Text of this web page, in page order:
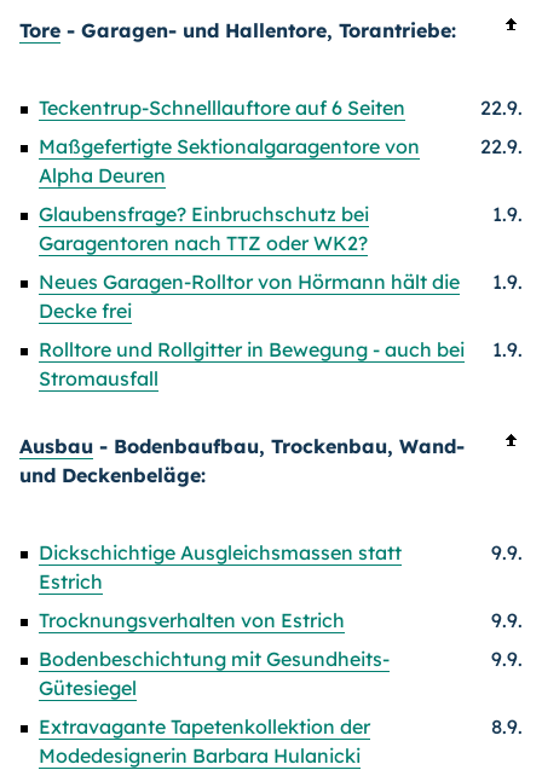
Tore - Garagen- und Hallentore, Torantriebe:
Teckentrup-Schnelllauftore auf 6 Seiten
22.9.
Maßgefertigte Sektionalgaragentore von
Alpha Deuren
22.9.
Glaubensfrage? Einbruchschutz bei
Garagentoren nach TTZ oder WK2?
1.9.
Neues Garagen-Rolltor von Hörmann hält die
Decke frei
1.9.
Rolltore und Rollgitter in Bewegung - auch bei
Stromausfall
1.9.
Ausbau - Bodenbaufbau, Trockenbau, Wand-
und Deckenbeläge:
Dickschichtige Ausgleichsmassen statt
Estrich
9.9.
Trocknungsverhalten von Estrich
9.9.
Bodenbeschichtung mit Gesundheits-
Gütesiegel
9.9.
Extravagante Tapetenkollektion der
Modedesignerin Barbara Hulanicki
8.9.